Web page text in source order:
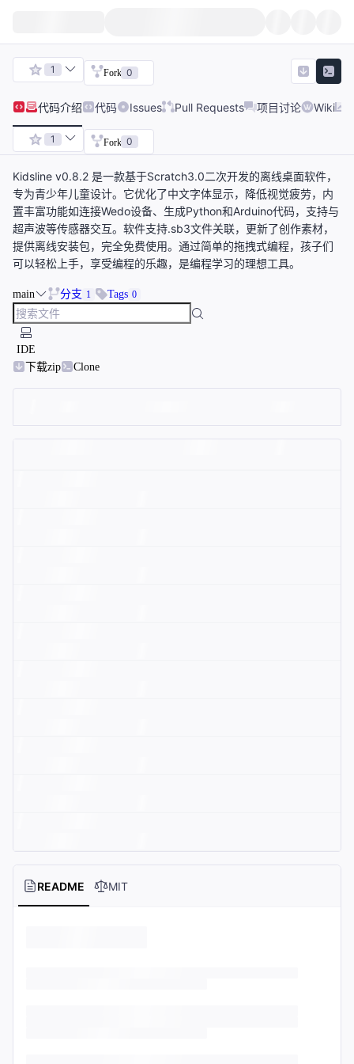
1 Fork 0
代码介绍 代码 Issues Pull Requests 项目讨论 Wiki
1 Fork 0
Kidsline v0.8.2 是一款基于Scratch3.0二次开发的离线桌面软件，
专为青少年儿童设计。它优化了中文字体显示，降低视觉疲劳，内
置丰富功能如连接Wedo设备、生成Python和Arduino代码，支持与
超声波等传感器交互。软件支持.sb3文件关联，更新了创作素材，
提供离线安装包，完全免费使用。通过简单的拖拽式编程，孩子们
可以轻松上手，享受编程的乐趣，是编程学习的理想工具。
main 分支 1 Tags 0
IDE
下载zip
Clone
README MIT